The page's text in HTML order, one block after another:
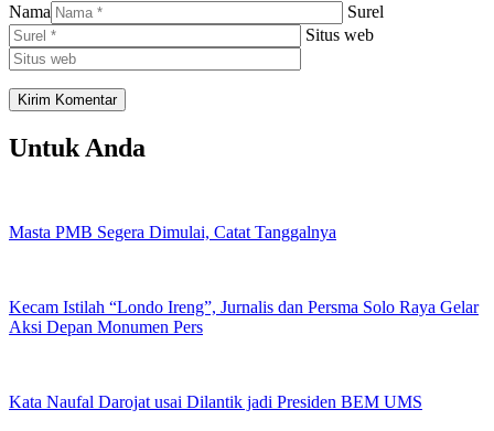
Nama
Surel
Situs web
Untuk Anda
Masta PMB Segera Dimulai, Catat Tanggalnya
Kecam Istilah “Londo Ireng”, Jurnalis dan Persma Solo Raya Gelar
Aksi Depan Monumen Pers
Kata Naufal Darojat usai Dilantik jadi Presiden BEM UMS